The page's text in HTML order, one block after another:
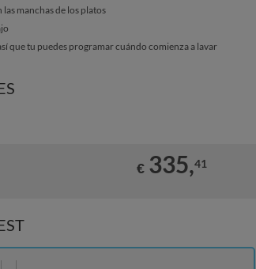
manchas de los platos
que tu puedes programar cuándo comienza a lavar
€ 335,41